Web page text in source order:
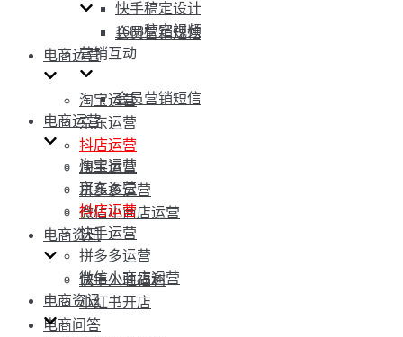
会员营销短信
电商运营
淘宝运营
京东运营
抖店运营
快手运营
拼多多运营
微信小商店运营
电商资讯
快手入驻福利
小红书开店
电商问答
快手稿定设计
1688稿定视频
营销互动
会员营销短信
电商运营
淘宝运营
京东运营
抖店运营
快手运营
拼多多运营
微信小商店运营
电商资讯